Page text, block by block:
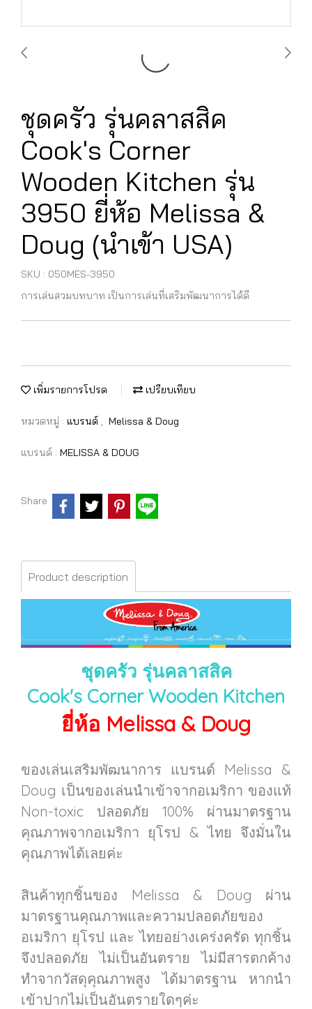
ชุดครัว รุ่นคลาสสิค
Cook's Corner
Wooden Kitchen รุ่น
3950 ยี่ห้อ Melissa &
Doug (นำเข้า USA)
SKU : 050MES-3950
การเล่นสวมบทบาท เป็นการเล่นที่เสริมพัฒนาการได้ดี
เพิ่มรายการโปรด เปรียบเทียบ
หมวดหมู่ : แบรนด์ , Melissa & Doug
แบรนด์ : MELISSA & DOUG
Share
Product description
ชุดครัว รุ่นคลาสสิค
Cook's Corner Wooden Kitchen
ยี่ห้อ Melissa & Doug
ของเล่นเสริมพัฒนาการ แบรนด์ Melissa &
Doug เป็นของเล่นนำเข้าจากอเมริกา ของแท้
Non-toxic ปลอดภัย 100% ผ่านมาตรฐาน
คุณภาพจากอเมริกา ยุโรป & ไทย จึงมั่นใน
คุณภาพได้เลยค่ะ
สินค้าทุกชิ้นของ Melissa & Doug ผ่าน
มาตรฐานคุณภาพและความปลอดภัยของ
อเมริกา ยุโรป และ ไทยอย่างเคร่งครัด ทุกชิ้น
จึงปลอดภัย ไม่เป็นอันตราย ไม่มีสารตกค้าง
ทำจากวัสดุคุณภาพสูง ได้มาตรฐาน หากนำ
เข้าปากไม่เป็นอันตรายใดๆค่ะ